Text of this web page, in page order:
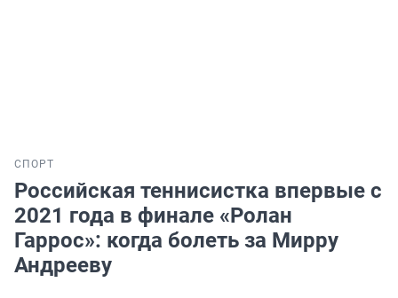
СПОРТ
Российская теннисистка впервые с
2021 года в финале «Ролан
Гаррос»: когда болеть за Мирру
Андрееву